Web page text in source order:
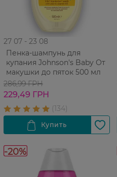
27 07 - 23 08
Пенка-шампунь для
купания Johnson's Baby От
макушки до пяток 500 мл
286,99 ГРН
229,49 ГРН
-20%